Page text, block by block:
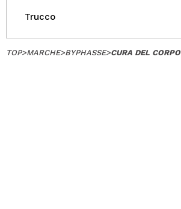
Trucco
TOP>MARCHE>BYPHASSE>CURA DEL CORPO